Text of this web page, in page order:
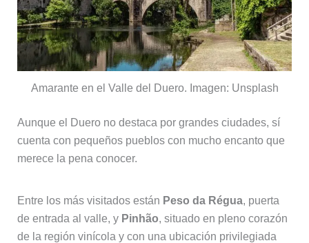
Amarante en el Valle del Duero. Imagen: Unsplash
Aunque el Duero no destaca por grandes ciudades, sí
cuenta con pequeños pueblos con mucho encanto que
merece la pena conocer.
Entre los más visitados están Peso da Régua, puerta
de entrada al valle, y Pinhão, situado en pleno corazón
de la región vinícola y con una ubicación privilegiada